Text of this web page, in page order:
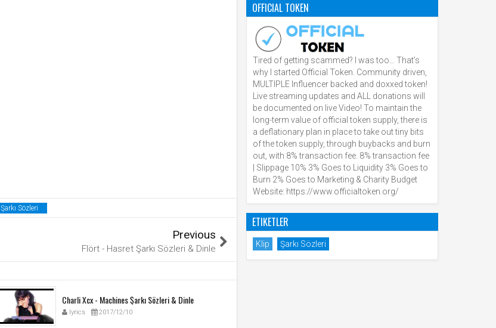
Şarkı Sözleri
Previous
Flört - Hasret Şarkı Sözleri & Dinle
Charli Xcx - Machines Şarkı Sözleri & Dinle
lyrics 2017/12/10
OFFICIAL TOKEN
Tired of getting scammed? I was too… That’s
why I started Official Token. Community driven,
MULTIPLE Influencer backed and doxxed token!
Live streaming updates and ALL donations will
be documented on live Video! To maintain the
long-term value of official token supply, there is
a deflationary plan in place to take out tiny bits
of the token supply, through buybacks and burn
out, with 8% transaction fee. 8% transaction fee
| Slippage 10% 3% Goes to Liquidity 3% Goes to
Burn 2% Goes to Marketing & Charity Budget
Website: https://www.officialtoken.org/
ETIKETLER
Klip Şarkı Sözleri